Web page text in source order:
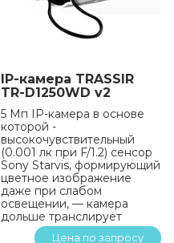
IP-камера TRASSIR
TR-D1250WD v2
5 Мп IP-камера в основе
которой -
высокочувствительный
(0.001 лк при F/1.2) сенсор
Sony Starvis, формирующий
цветное изображение
даже при слабом
освещении, — камера
дольше транслирует
информативное цветное
Цена по запросу